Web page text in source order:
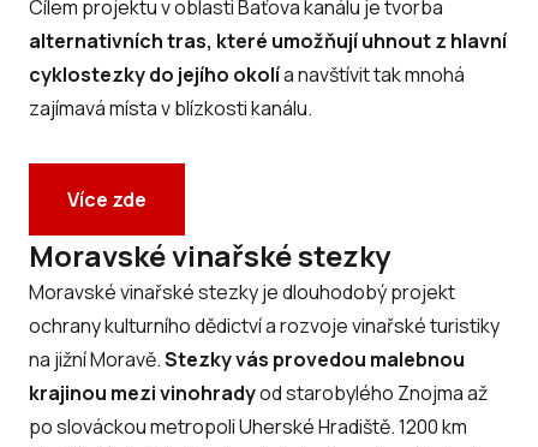
Cílem projektu v oblasti Baťova kanálu je tvorba
alternativních tras, které umožňují uhnout z hlavní
cyklostezky do jejího okolía navštívit tak mnohá
zajímavá místa v blízkosti kanálu.
Více zde
Moravské vinařské stezky
Moravské vinařské stezky je dlouhodobý projekt
ochrany kulturního dědictví a rozvoje vinařské turistiky
na jižní Moravě.Stezky vás provedou malebnou
krajinou mezi vinohradyod starobylého Znojma až
po slováckou metropoli Uherské Hradiště. 1200 km